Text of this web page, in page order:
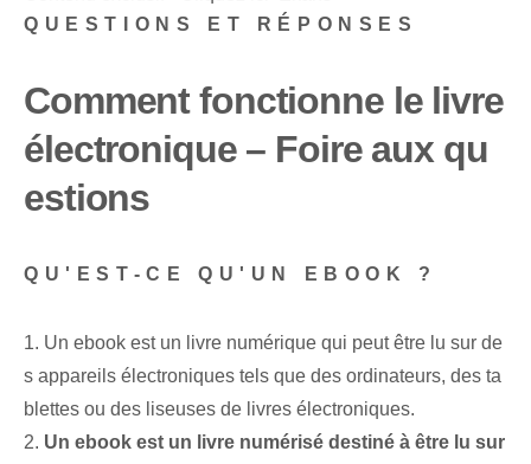
QUESTIONS ET RÉPONSES
Comment fonctionne le livre
électronique – Foire aux qu
estions
QU'EST-CE QU'UN EBOOK ?
1. Un ebook est un livre numérique qui peut être lu sur de
s appareils électroniques tels que des ordinateurs, des ta
blettes ou des liseuses de livres électroniques.
2. Un ebook est un livre numérisé destiné à être lu sur